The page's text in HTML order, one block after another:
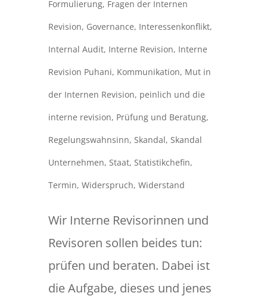
Formulierung, Fragen der Internen
Revision, Governance, Interessenkonflikt,
Internal Audit, Interne Revision, Interne
Revision Puhani, Kommunikation, Mut in
der Internen Revision, peinlich und die
interne revision, Prüfung und Beratung,
Regelungswahnsinn, Skandal, Skandal
Unternehmen, Staat, Statistikchefin,
Termin, Widerspruch, Widerstand
Wir Interne Revisorinnen und
Revisoren sollen beides tun:
prüfen und beraten. Dabei ist
die Aufgabe, dieses und jenes